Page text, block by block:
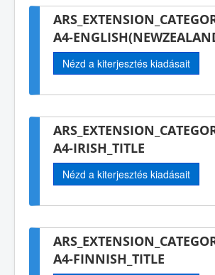
A4-
Nézd a kiterjesztés kiadásait
A4-IRISH_TITLE
Nézd a kiterjesztés kiadásait
A4-FINNISH_TITLE